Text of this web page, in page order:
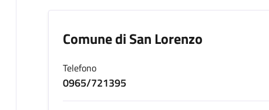
Comune di San Lorenzo
Telefono
0965/721395